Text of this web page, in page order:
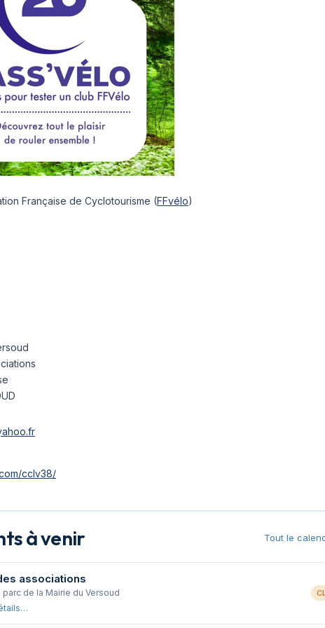
Française de Cyclotourisme (FFvélo)
cclv38/
à venir Tout le
associations
parc de la Mairie du Versoud